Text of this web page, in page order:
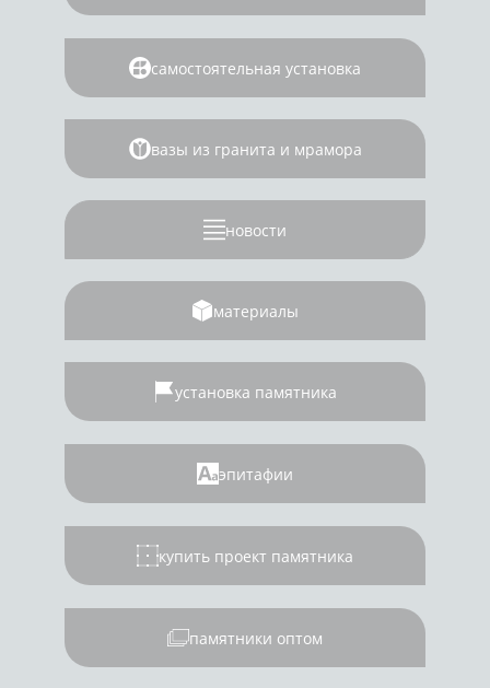
самостоятельная установка
вазы из гранита и мрамора
новости
материалы
установка памятника
эпитафии
купить проект памятника
памятники оптом